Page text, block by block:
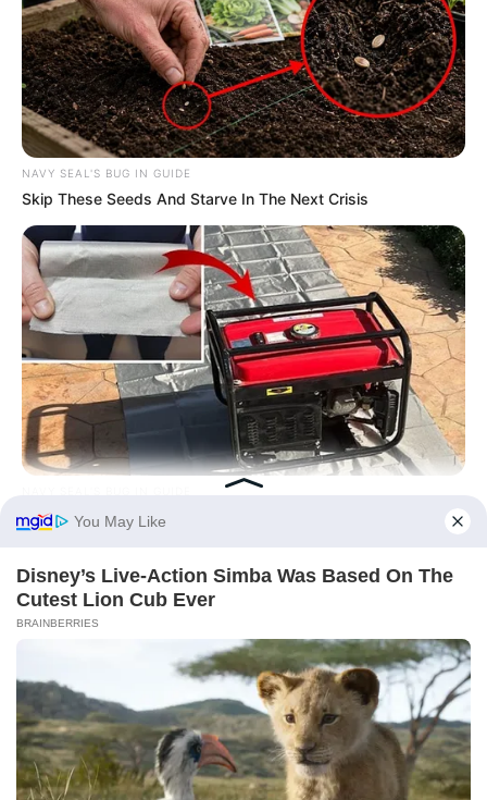
NAVY SEAL'S BUG IN GUIDE
Skip These Seeds And Starve In The Next Crisis
Navy SEAL: This Is How You Really Protect A Generator From
An EMP